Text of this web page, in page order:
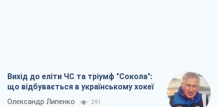
Вихід до еліти ЧС та тріумф "Сокола":
що відбувається в українському хокеї
Олександр Липенко 291